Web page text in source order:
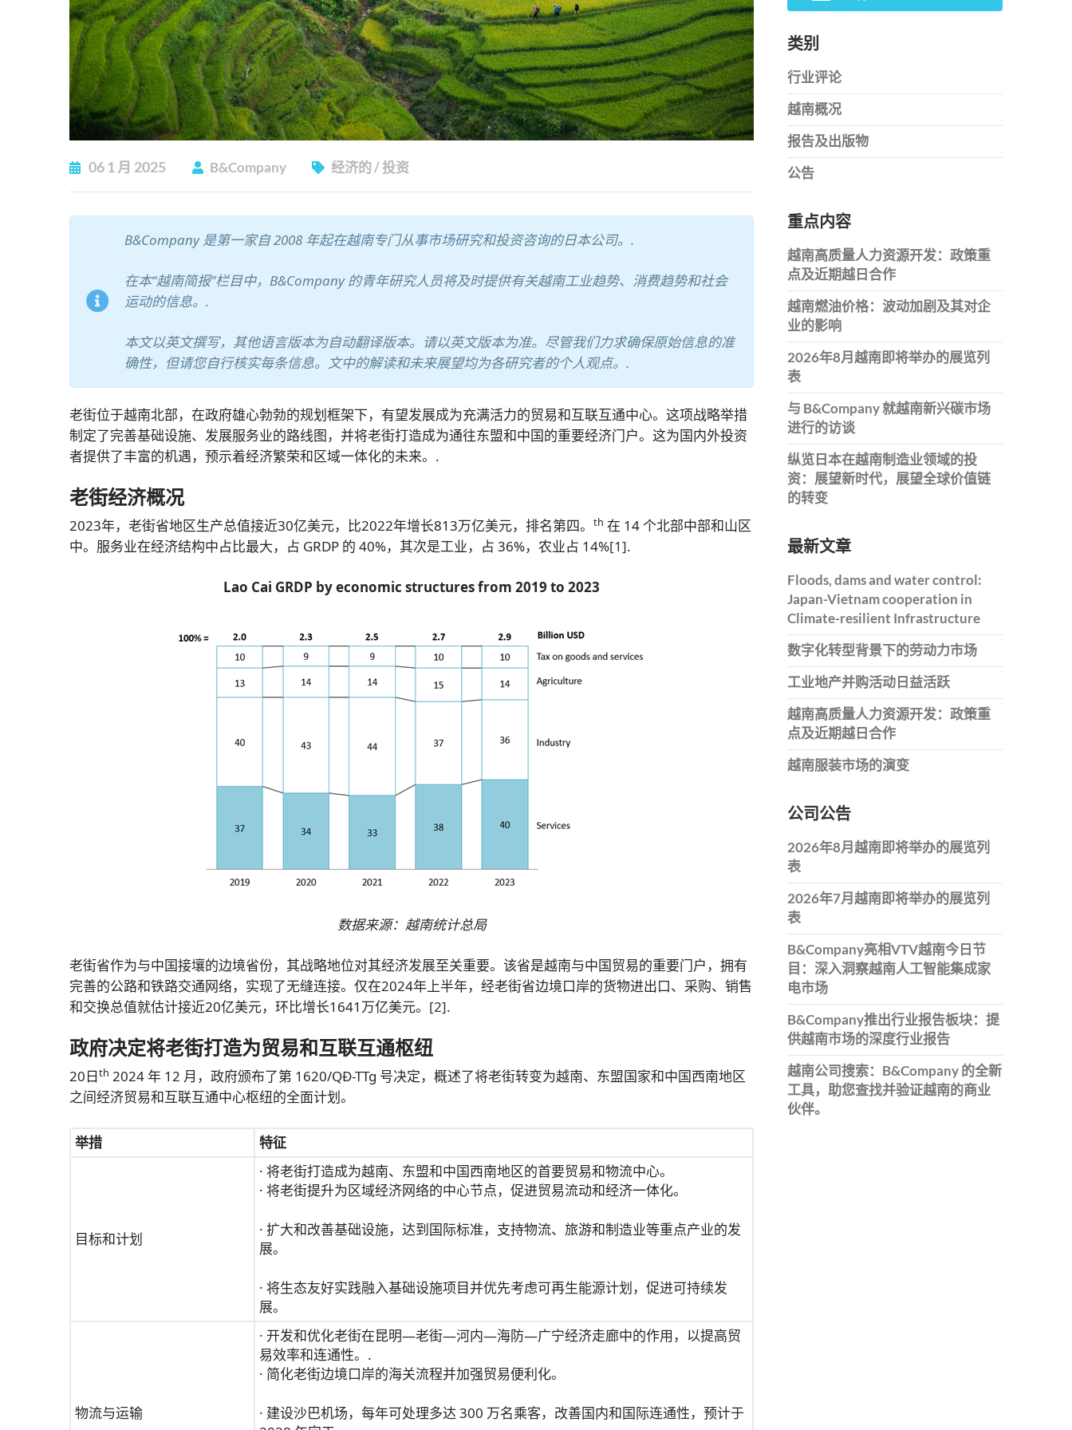
06 1 月 2025 B&Company 经济的/投资
B&Company 是第一家自 2008 年起在越南专门从事市场研究和投资咨询的日本公司。.
在本“越南简报”栏目中，B&Company 的青年研究人员将及时提供有关越南工业趋势、消费趋势和社会
运动的信息。.
本文以英文撰写，其他语言版本为自动翻译版本。请以英文版本为准。尽管我们力求确保原始信息的准
确性，但请您自行核实每条信息。文中的解读和未来展望均为各研究者的个人观点。.
老街位于越南北部，在政府雄心勃勃的规划框架下，有望发展成为充满活力的贸易和互联互通中心。这项战略举措
制定了完善基础设施、发展服务业的路线图，并将老街打造成为通往东盟和中国的重要经济门户。这为国内外投资
者提供了丰富的机遇，预示着经济繁荣和区域一体化的未来。.
老街经济概况
2023年，老街省地区生产总值接近30亿美元，比2022年增长813万亿美元，排名第四。 th 在 14 个北部中部和山区
中。服务业在经济结构中占比最大，占 GRDP 的 40%，其次是工业，占 36%，农业占 14%[1].
Lao Cai GRDP by economic structures from 2019 to 2023
数据来源：越南统计总局
老街省作为与中国接壤的边境省份，其战略地位对其经济发展至关重要。该省是越南与中国贸易的重要门户，拥有
完善的公路和铁路交通网络，实现了无缝连接。仅在2024年上半年，经老街省边境口岸的货物进出口、采购、销售
和交换总值就估计接近20亿美元，环比增长1641万亿美元。 [2].
政府决定将老街打造为贸易和互联互通枢纽
20日th 2024 年 12 月，政府颁布了第 1620/QĐ-TTg 号决定，概述了将老街转变为越南、东盟国家和中国西南地区
之间经济贸易和互联互通中心枢纽的全面计划。
举措 特征
目标和计划
· 将老街打造成为越南、东盟和中国西南地区的首要贸易和物流中心。
· 将老街提升为区域经济网络的中心节点，促进贸易流动和经济一体化。
· 扩大和改善基础设施，达到国际标准，支持物流、旅游和制造业等重点产业的发
展。
· 将生态友好实践融入基础设施项目并优先考虑可再生能源计划，促进可持续发
展。
物流与运输
· 开发和优化老街在昆明—老街—河内—海防—广宁经济走廊中的作用，以提高贸
易效率和连通性。.
· 简化老街边境口岸的海关流程并加强贸易便利化。
· 建设沙巴机场，每年可处理多达 300 万名乘客，改善国内和国际连通性，预计于
类别
行业评论
越南概况
报告及出版物
公告
重点内容
越南高质量人力资源开发：政策重
点及近期越日合作
越南燃油价格：波动加剧及其对企
业的影响
2026年8月越南即将举办的展览列
表
与 B&Company 就越南新兴碳市场
进行的访谈
纵览日本在越南制造业领域的投
资：展望新时代，展望全球价值链
的转变
最新文章
Floods, dams and water control:
Japan-Vietnam cooperation in
Climate-resilient Infrastructure
数字化转型背景下的劳动力市场
工业地产并购活动日益活跃
越南高质量人力资源开发：政策重
点及近期越日合作
越南服装市场的演变
公司公告
2026年8月越南即将举办的展览列
表
2026年7月越南即将举办的展览列
表
B&Company亮相VTV越南今日节
目：深入洞察越南人工智能集成家
电市场
B&Company推出行业报告板块：提
供越南市场的深度行业报告
越南公司搜索：B&Company 的全新
工具，助您查找并验证越南的商业
伙伴。